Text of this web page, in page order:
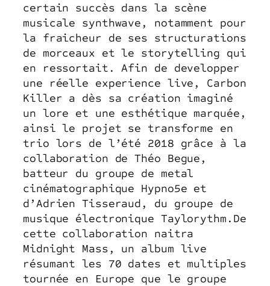
certain succès dans la scène
musicale synthwave, notamment pour
la fraicheur de ses structurations
de morceaux et le storytelling qui
en ressortait. Afin de developper
une réelle experience live, Carbon
Killer a dès sa création imaginé
un lore et une esthétique marquée,
ainsi le projet se transforme en
trio lors de l’été 2018 grâce à la
collaboration de Théo Begue,
batteur du groupe de metal
cinématographique Hypno5e et
d’Adrien Tisseraud, du groupe de
musique électronique Taylorythm.De
cette collaboration naitra
Midnight Mass, un album live
résumant les 70 dates et multiples
tournée en Europe que le groupe